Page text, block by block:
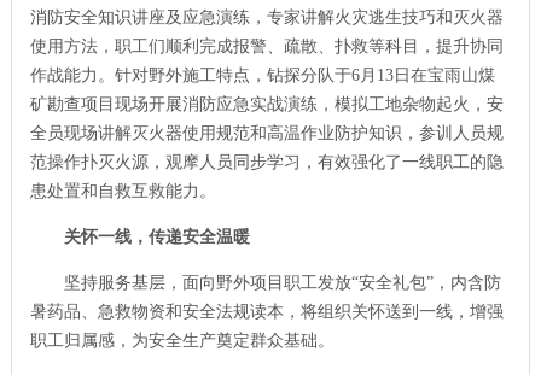
消防安全知识讲座及应急演练，专家讲解火灾逃生技巧和灭火器
使用方法，职工们顺利完成报警、疏散、扑救等科目，提升协同
作战能力。针对野外施工特点，钻探分队于6月13日在宝雨山煤
矿勘查项目现场开展消防应急实战演练，模拟工地杂物起火，安
全员现场讲解灭火器使用规范和高温作业防护知识，参训人员规
范操作扑灭火源，观摩人员同步学习，有效强化了一线职工的隐
患处置和自救互救能力。
关怀一线，传递安全温暖
坚持服务基层，面向野外项目职工发放“安全礼包”，内含防
暑药品、急救物资和安全法规读本，将组织关怀送到一线，增强
职工归属感，为安全生产奠定群众基础。